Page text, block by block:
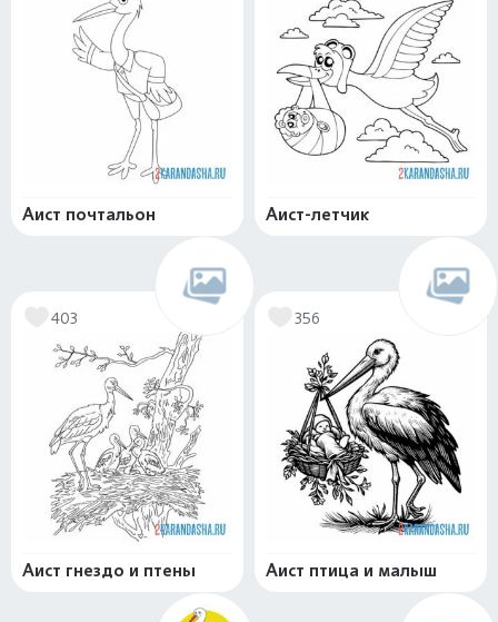
Аист почтальон Аист-летчик
403
Аист гнездо и птены
356
Аист птица и малыш